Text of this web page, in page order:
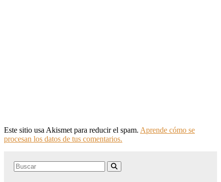
Este sitio usa Akismet para reducir el spam. Aprende cómo se
procesan los datos de tus comentarios.
Search